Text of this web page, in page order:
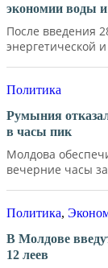
экономии воды и
После введения
энергетической
Политика
Румыния
в часы пик
Молдова
вечерние часы
Политика,
В Молдове
12 леев